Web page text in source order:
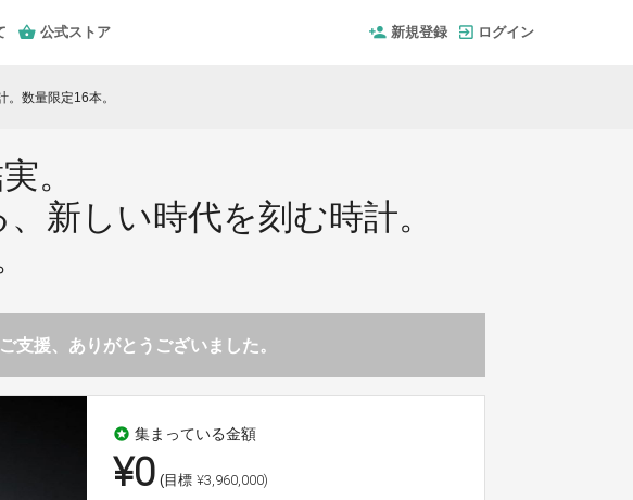
公式ストア 新規登録 ログイン
数量限定16本。
。
新しい時代を刻む時計。
支援、ありがとうございました。
stars 集まっている金額
¥0 (目標 ¥3,960,000)